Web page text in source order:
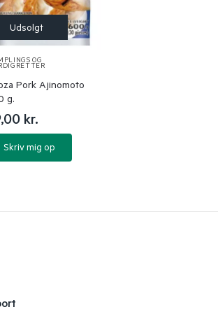
OG
Pork Ajinomoto
g.
kr.
Skriv mig op